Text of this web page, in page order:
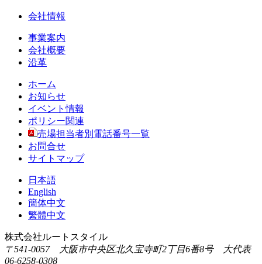
会社情報
事業案内
会社概要
沿革
ホーム
お知らせ
イベント情報
ポリシー関連
売場担当者別電話番号一覧
お問合せ
サイトマップ
日本語
English
簡体中文
繁體中文
株式会社ルートスタイル
〒541-0057 大阪市中央区北久宝寺町2丁目6番8号 大代表
06-6258-0308